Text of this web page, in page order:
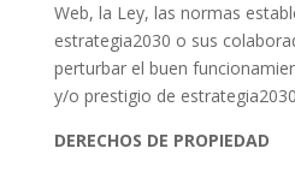
Web, la Ley, las normas
estrategia2030 o sus
perturbar el buen
y/o prestigio de
DERECHOS DE PROPIEDAD